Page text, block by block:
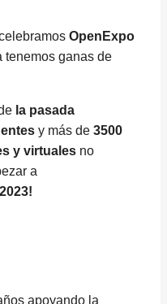
OpenExpo
tenemos ganas de
la pasada
y más de 3500
y virtuales no
a
apoyando la